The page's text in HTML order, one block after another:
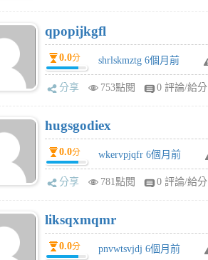
qpopijkgfl
0.0分 shrlskmztg 6個月前
分享 753點閱 0 評論/給分
hugsgodiex
0.0分 wkervpjqfr 6個月前
分享 781點閱 0 評論/給分
liksqxmqmr
0.0分 pnvwtsvjdj 6個月前